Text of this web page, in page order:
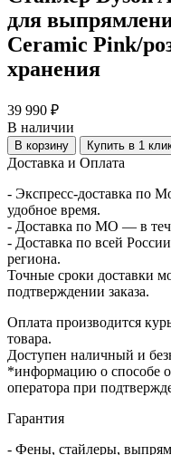
для
Ceramic Pink/
хранения
39 990 ₽
В наличии
В корзину Купить в 1
Доставка и Оплата
- Экспресс-доставка по
удобное время.
- Доставка по МО — в
- Доставка по всей
региона.
Точные сроки доставки
подтверждении заказа.
Оплата производится
товара.
Доступен наличный и
*информацию о способе
оператора при
Гарантия
- Фены, стайлеры,